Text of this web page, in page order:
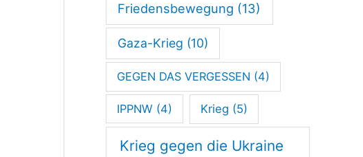
Friedensbewegung (13)
Gaza-Krieg (10)
GEGEN DAS VERGESSEN (4)
IPPNW (4) Krieg (5)
Krieg gegen die Ukraine